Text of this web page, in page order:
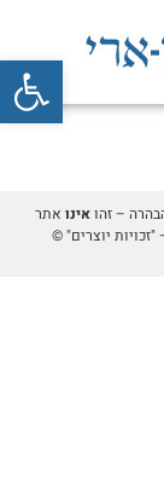
פתח
אינו אתר
יוצרים" ©